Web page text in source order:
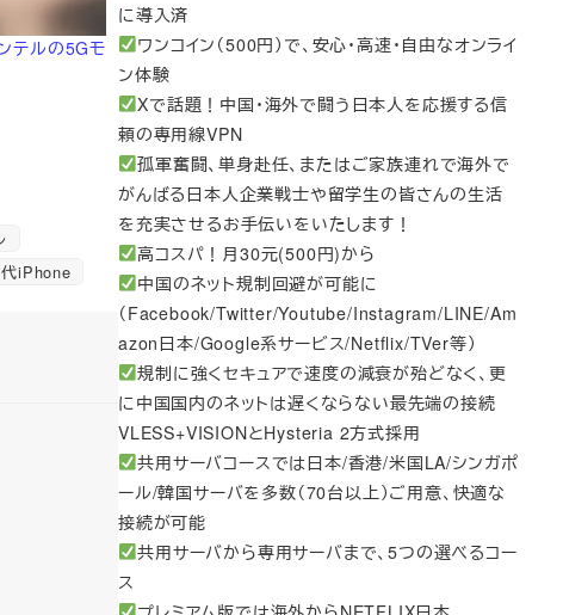
テルの5Gモ
iPhone
に導入済
ワンコイン（500円）で、安心・高速・自由なオンライ
ン体験
Xで話題！中国・海外で闘う日本人を応援する信
頼の専用線VPN
孤軍奮闘、単身赴任、またはご家族連れで海外で
がんばる日本人企業戦士や留学生の皆さんの生活
を充実させるお手伝いをいたします！
高コスパ！月30元(500円)から
中国のネット規制回避が可能に
（Facebook/Twitter/Youtube/Instagram/LINE/Am
azon日本/Google系サービス/Netflix/TVer等）
規制に強くセキュアで速度の減衰が殆どなく、更
に中国国内のネットは遅くならない最先端の接続
VLESS+VISIONとHysteria 2方式採用
共用サーバコースでは日本/香港/米国LA/シンガポ
ール/韓国サーバを多数（70台以上）ご用意、快適な
接続が可能
共用サーバから専用サーバまで、5つの選べるコー
ス